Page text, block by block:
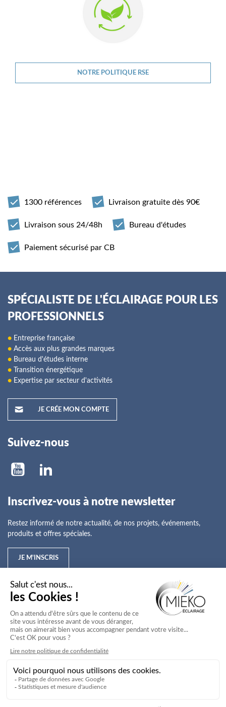
NOTRE POLITIQUE RSE
1300 références Livraison gratuite dès 90€
Livraison sous 24/48h Bureau d'études
Paiement sécurisé par CB
SPÉCIALISTE DE L'ÉCLAIRAGE POUR LES
PROFESSIONNELS
● Entreprise française
● Accès aux plus grandes marques
● Bureau d'études interne
● Transition énergétique
● Expertise par secteur d'activités
JE CRÉE MON COMPTE
Suivez-nous
Inscrivez-vous à notre newsletter
Restez informé de notre actualité, de nos projets, événements,
produits et offres spéciales.
JE M'INSCRIS
Nos offres
Nos services
Nos secteurs d'activité
Service client